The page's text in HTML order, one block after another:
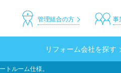
事
管理組合の方
リフォーム会社を探す
トルーム仕様。